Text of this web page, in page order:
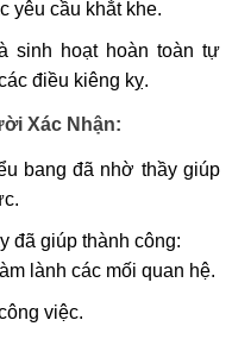
yêu cầu khắt khe.
sinh hoạt hoàn toàn tự
điều kiêng kỵ.
Xác Nhận:
bang đã nhờ thầy giúp
đã giúp thành công:
lành các mối quan hệ.
việc.